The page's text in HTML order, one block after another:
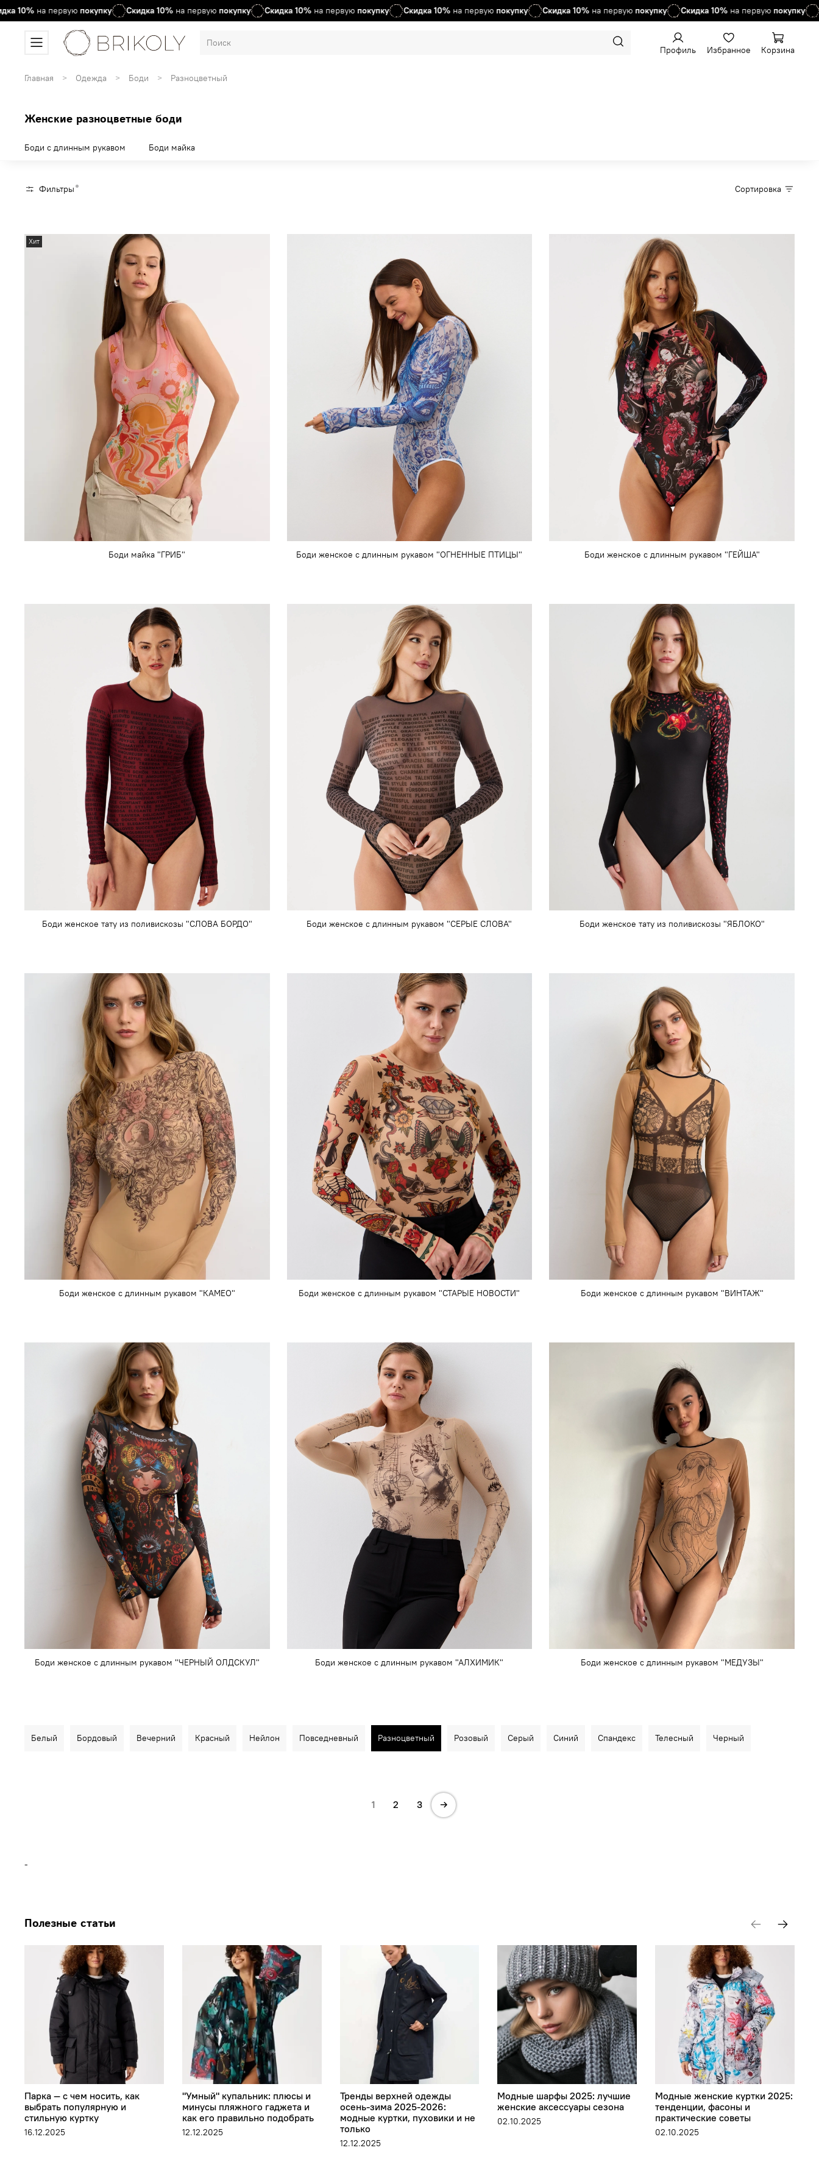
первую покупку Скидка10%на первую покупку Скидка10%на первую покупку Скидка10%на первую покупку Скидка10%на первую покупку Скидка10%на первую покупку Скидка
Профиль Избранное Корзина
Главная Одежда Боди Разноцветный
Женские разноцветные боди
Боди с длинным рукавом Боди майка
Фильтры Сортировка
Хит
Боди майка "ГРИБ" Боди женское с длинным рукавом "ОГНЕННЫЕ ПТИЦЫ" Боди женское с длинным рукавом "ГЕЙША"
Боди женское тату из поливискозы "СЛОВА БОРДО" Боди женское с длинным рукавом "СЕРЫЕ СЛОВА" Боди женское тату из поливискозы "ЯБЛОКО"
Боди женское с длинным рукавом "КАМЕО" Боди женское с длинным рукавом "СТАРЫЕ НОВОСТИ" Боди женское с длинным рукавом "ВИНТАЖ"
Боди женское с длинным рукавом "ЧЕРНЫЙ ОЛДСКУЛ" Боди женское с длинным рукавом "АЛХИМИК" Боди женское с длинным рукавом "МЕДУЗЫ"
Белый Бордовый Вечерний Красный Нейлон Повседневный Разноцветный Розовый Серый Синий Спандекс Телесный Черный
1 2 3
-
Полезные статьи
Парка — с чем носить, как
выбрать популярную и
стильную куртку
16.12.2025
"Умный" купальник: плюсы и
минусы пляжного гаджета и
как его правильно подобрать
12.12.2025
Тренды верхней одежды
осень-зима 2025-2026:
модные куртки, пуховики и не
только
12.12.2025
Модные шарфы 2025: лучшие
женские аксессуары сезона
02.10.2025
Модные женские куртки 2025:
тенденции, фасоны и
практические советы
02.10.2025